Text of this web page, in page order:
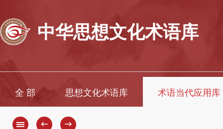
中华思想文化术语库
全 部 思想文化术语库 术语当代应用库
← →